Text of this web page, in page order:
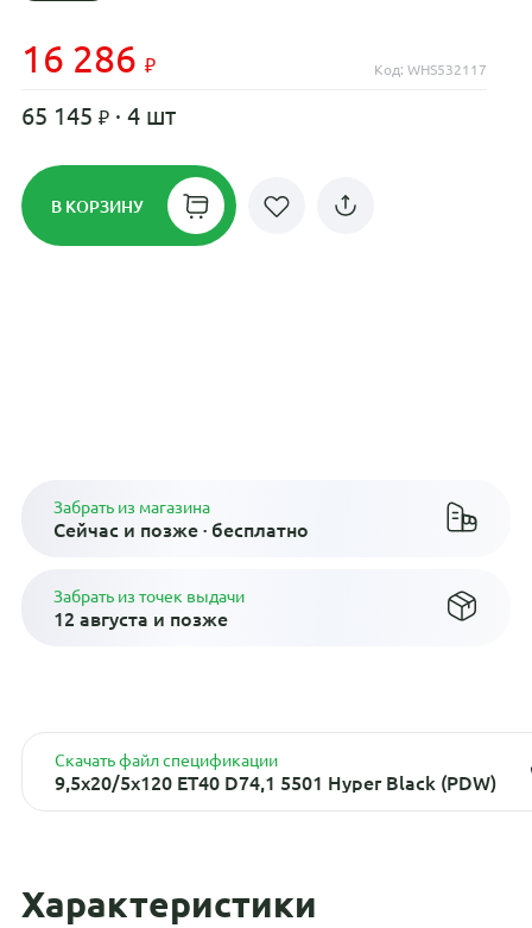
16 286 Код: WHS532117
65 145 · 4 шт
В КОРЗИНУ
Забрать из магазина
Сейчас и позже · бесплатно
Забрать из точек выдачи
12 августа и позже
Скачать файл спецификации
9,5x20/5x120 ET40 D74,1 5501 Hyper Black (PDW)
Характеристики